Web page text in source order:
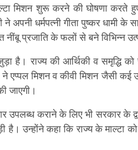
मिशन शुरू करने की घोषणा करते
धर्मपत्नी गीता पुष्कर धामी के
प्रजाति के फलों से बने विभिन्न
है। राज्य की आर्थिकी व समृद्धि को
एप्पल मिशन व कीवी मिशन जैसी
जाएगी।
उपलब्ध कराने के लिए भी सरकार के
उन्होंने कहा कि राज्य के माल्टा को